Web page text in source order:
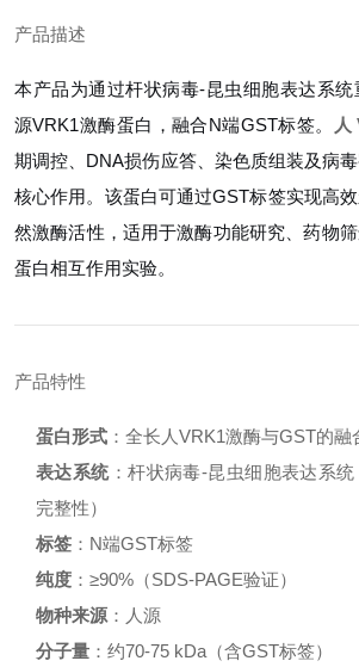
产品描述
本产品为通过杆状病毒-昆虫细胞表达系统
源VRK1激酶蛋白，融合N端GST标签。
人
期调控、DNA损伤应答、染色质组装及病
核心作用。该蛋白可通过GST标签实现高
然激酶活性，适用于激酶功能研究、药物
蛋白相互作用实验。
产品特性
蛋白形式 ：全长人VRK1激酶与GST的融
表达系统：杆状病毒-昆虫细胞表达系
完整性）
标签 ：N端GST标签
纯度 ：≥90%（SDS-PAGE验证）
物种来源 ：人源
分子量 ：约70-75 kDa（含GST标签）